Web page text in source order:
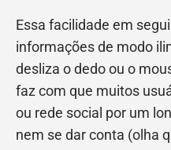
Essa facilidade em
informações de modo
desliza o dedo ou o
faz com que muitos
ou rede social por um
nem se dar conta (olha